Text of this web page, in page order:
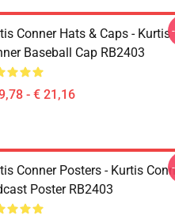
Conner Hats & Caps - Kurtis
Baseball Cap RB2403
- € 21,16
Conner Posters - Kurtis
Poster RB2403